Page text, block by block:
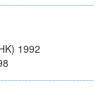
1992